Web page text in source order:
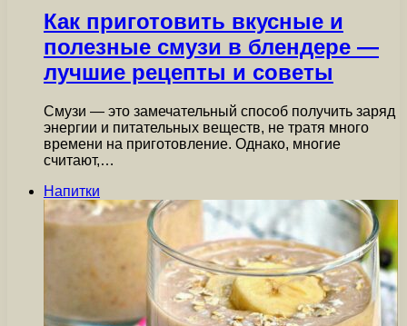
Как приготовить вкусные и
полезные смузи в блендере —
лучшие рецепты и советы
Смузи — это замечательный способ получить заряд
энергии и питательных веществ, не тратя много
времени на приготовление. Однако, многие
считают,…
Напитки